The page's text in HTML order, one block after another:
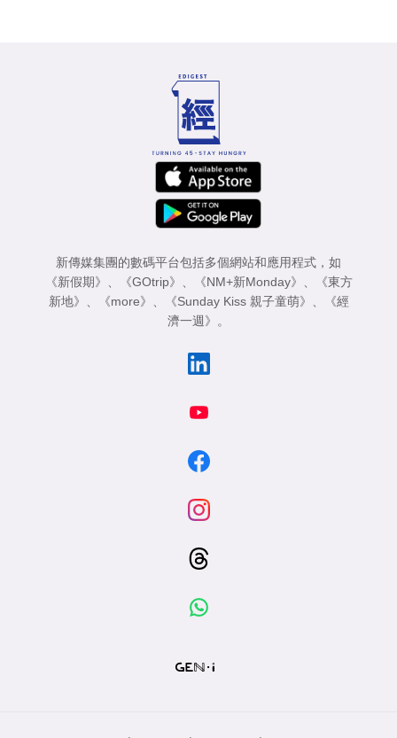
新傳媒集團的數碼平台包括多個網站和應用程式，如
《新假期》
《GOtrip》 《NM+新Monday》
《東方
新地》
《more》 《Sunday Kiss 親子童萌》
《經
濟一週》
。